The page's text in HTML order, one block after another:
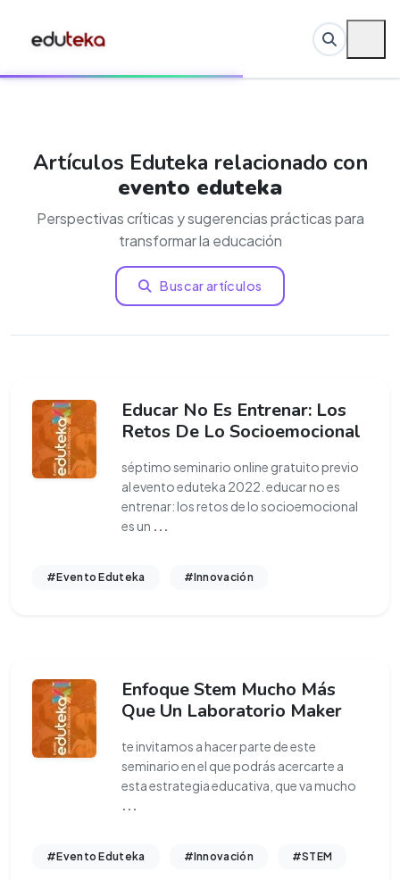
Artículos Eduteka relacionado con
evento eduteka
Perspectivas críticas y sugerencias prácticas para
transformar la educación
Buscar artículos
Educar No Es Entrenar: Los
Retos De Lo Socioemocional
séptimo seminario online gratuito previo
al evento eduteka 2022. educar no es
entrenar: los retos de lo socioemocional
es un ...
#Evento Eduteka #Innovación
Enfoque Stem Mucho Más
Que Un Laboratorio Maker
te invitamos a hacer parte de este
seminario en el que podrás acercarte a
esta estrategia educativa, que va mucho
...
#Evento Eduteka #Innovación #STEM